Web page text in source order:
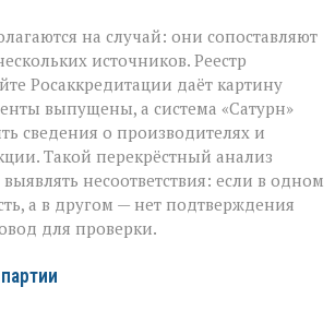
на случай: они сопоставляют
источников. Реестр
Росаккредитации даёт картину
выпущены, а система «Сатурн»
сведения о производителях и
Такой перекрёстный анализ
несоответствия: если в одном
а в другом — нет подтверждения
для проверки.